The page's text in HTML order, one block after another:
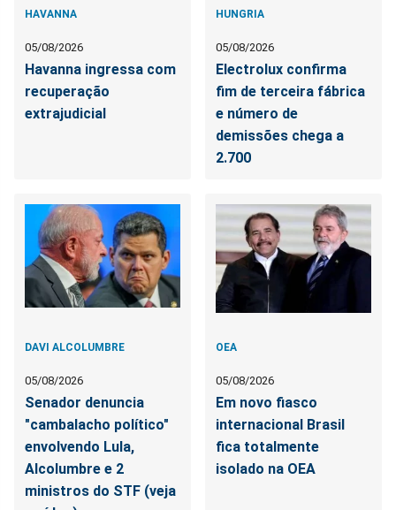
HAVANNA
05/08/2026
Havanna ingressa com
recuperação
extrajudicial
HUNGRIA
05/08/2026
Electrolux confirma
fim de terceira fábrica
e número de
demissões chega a
2.700
DAVI ALCOLUMBRE
05/08/2026
Senador denuncia
"cambalacho político"
envolvendo Lula,
Alcolumbre e 2
ministros do STF (veja
OEA
05/08/2026
Em novo fiasco
internacional Brasil
fica totalmente
isolado na OEA